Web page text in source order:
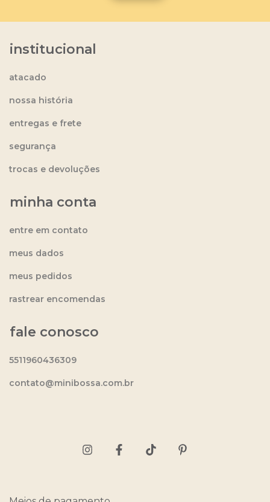
institucional
atacado
nossa história
entregas e frete
segurança
trocas e devoluções
minha conta
entre em contato
meus dados
meus pedidos
rastrear encomendas
fale conosco
5511960436309
contato@minibossa.com.br